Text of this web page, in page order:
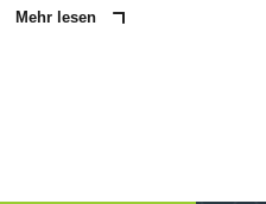
Mehr lesen